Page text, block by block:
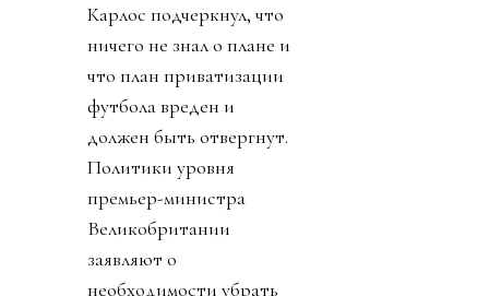
Карлос подчеркнул, что
ничего не знал о плане и
что план приватизации
футбола вреден и
должен быть отвергнут.
Политики уровня
премьер-министра
Великобритании
заявляют о
необходимости убрать